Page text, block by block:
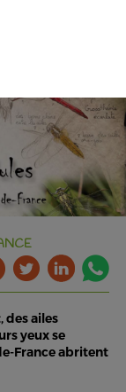
des ailes
yeux se
France abritent